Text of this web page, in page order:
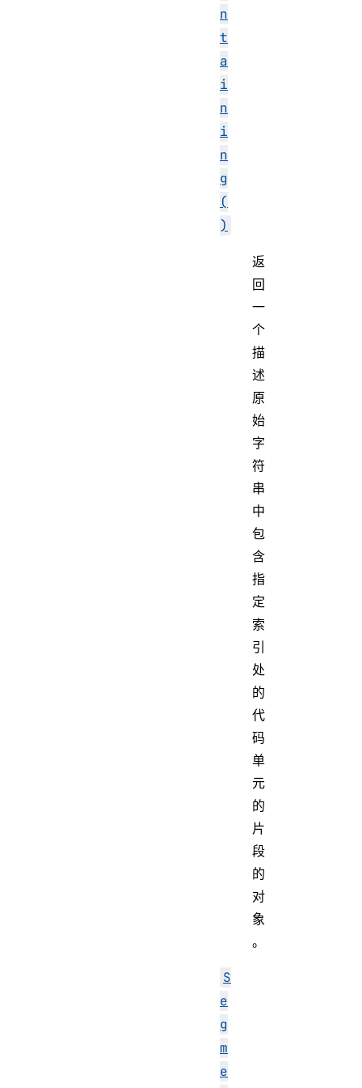
n
t
a
i
n
i
n
g
(
)
返
回
一
个
描
述
原
始
字
符
串
中
包
含
指
定
索
引
处
的
代
码
单
元
的
片
段
的
对
象
。
S
e
g
m
e